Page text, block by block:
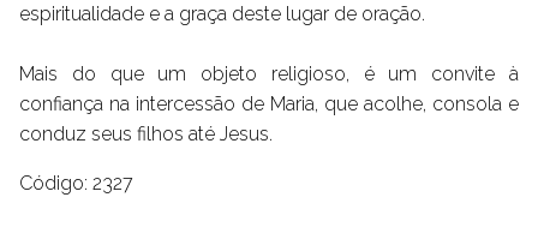
espiritualidade e a graça deste lugar de oração.
Mais do que um objeto religioso, é um convite à
confiança na intercessão de Maria, que acolhe, consola e
conduz seus filhos até Jesus.
Código: 2327